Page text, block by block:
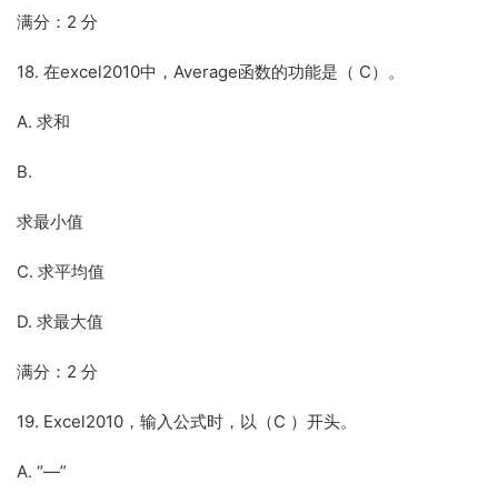
满分：2 分
18. 在excel2010中，Average函数的功能是（ C）。
A. 求和
B.
求最小值
C. 求平均值
D. 求最大值
满分：2 分
19. Excel2010，输入公式时，以（C ）开头。
A. “—”